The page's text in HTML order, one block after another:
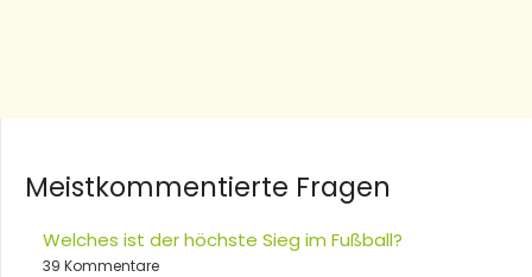
Meistkommentierte Fragen
Welches ist der höchste Sieg im Fußball?
39 Kommentare